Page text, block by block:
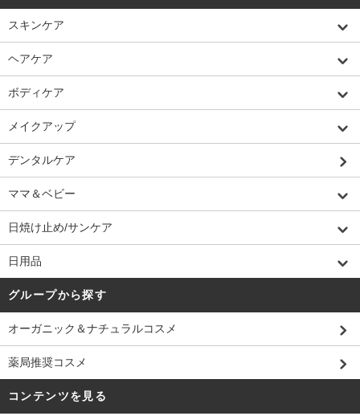
スキンケア
ヘアケア
ボディケア
メイクアップ
デンタルケア
ママ＆ベビー
日焼け止め/サンケア
日用品
グループから探す
オーガニック＆ナチュラルコスメ
薬局推奨コスメ
コンテンツを見る